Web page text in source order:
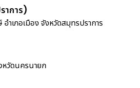
าการ)
เภอเมือง จังหวัดสมุทรปราการ
หวัดนครนายก